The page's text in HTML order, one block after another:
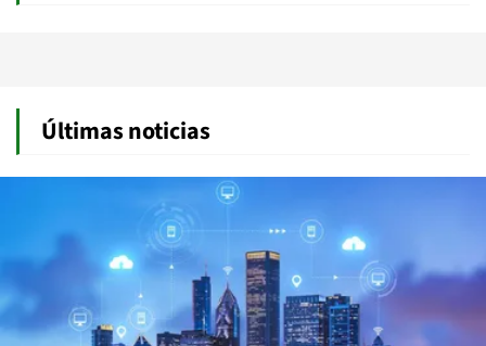
Últimas noticias